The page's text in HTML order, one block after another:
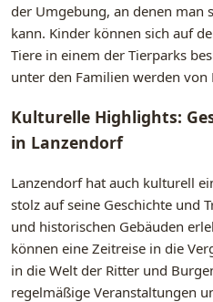
der Umgebung, an denen man
kann. Kinder können sich auf
Tiere in einem der Tierparks
unter den Familien werden
Kulturelle Highlights:
in Lanzendorf
Lanzendorf hat auch kulturell
stolz auf seine Geschichte und
und historischen Gebäuden
können eine Zeitreise in die
in die Welt der Ritter und
regelmäßige Veranstaltungen